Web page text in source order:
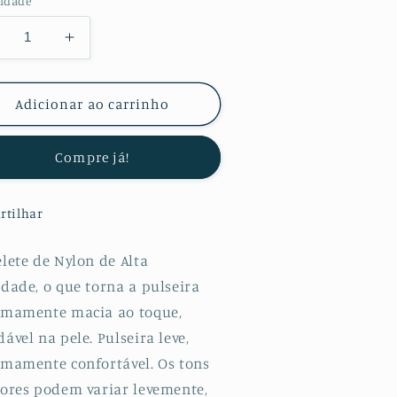
Aumentar
a
quantidade
de
Bracelete
para
Apple
-
45mm
-
Azul
Adicionar ao carrinho
Compre já!
de Nylon de Alta
o que torna a pulseira
macia ao toque,
na pele. Pulseira leve,
confortável. Os tons
podem variar levemente,